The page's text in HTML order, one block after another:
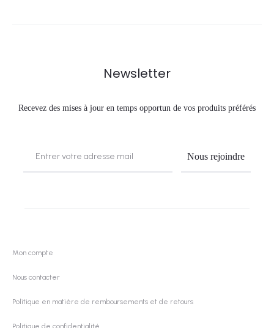
Newsletter
Recevez des mises à jour en temps opportun de vos produits préférés
Mon compte
Nous contacter
Politique en matière de remboursements et de retours
Politique de confidentialité